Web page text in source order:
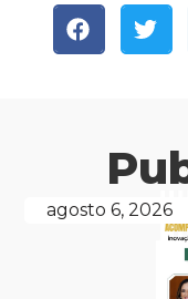
agosto 6, 2026